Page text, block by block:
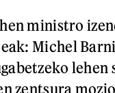
ministro
Michel
lehen
zentsura